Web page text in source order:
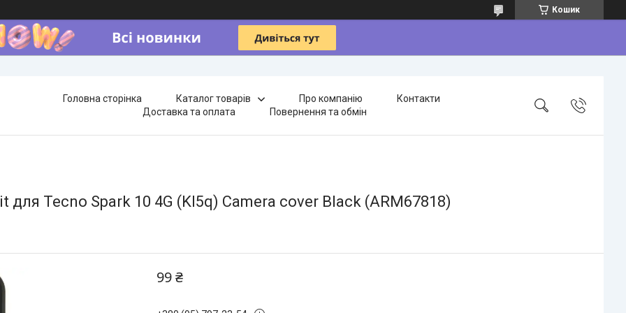
Кошик
Головна сторінка Каталог товарів Про компанію
Контакти
Доставка та оплата
Повернення та обмін
Tecno Spark 10 4G (KI5q) Camera cover Black (ARM67818)
99 ₴